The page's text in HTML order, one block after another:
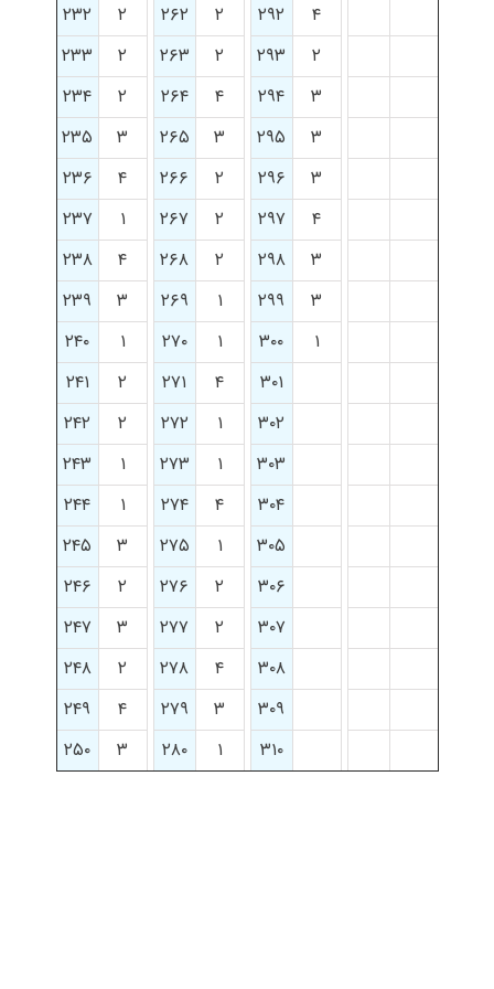
۴
۲۹۲ ۲ ۲۶۲ ۲
۲۳۲
۲
۲۹۳ ۲ ۲۶۳ ۲
۲۳۳
۳
۲۹۴ ۴ ۲۶۴ ۲
۲۳۴
۳
۲۹۵ ۳ ۲۶۵ ۳
۲۳۵
۳
۲۹۶ ۲ ۲۶۶ ۴
۲۳۶
۴
۲۹۷ ۲ ۲۶۷ ۱
۲۳۷
۳
۲۹۸ ۲ ۲۶۸ ۴
۲۳۸
۳
۲۹۹ ۱ ۲۶۹ ۳
۲۳۹
۱
۳۰۰ ۱ ۲۷۰ ۱
۲۴۰
۳۰۱
۴ ۲۷۱ ۲
۲۴۱
۳۰۲
۱ ۲۷۲ ۲
۲۴۲
۳۰۳
۱ ۲۷۳ ۱
۲۴۳
۳۰۴
۴ ۲۷۴ ۱
۲۴۴
۳۰۵
۱ ۲۷۵ ۳
۲۴۵
۳۰۶
۲ ۲۷۶ ۲
۲۴۶
۳۰۷
۲ ۲۷۷ ۳
۲۴۷
۳۰۸
۴ ۲۷۸ ۲
۲۴۸
۳۰۹
۳ ۲۷۹ ۴
۲۴۹
۳۱۰
۱ ۲۸۰ ۳ ۲۵۰